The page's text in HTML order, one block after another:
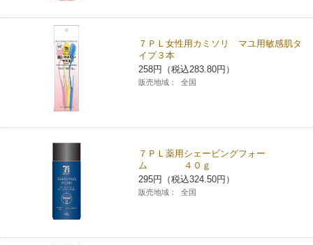
モバイルWi-Fiバッテリーシェアリング（店舗限定）
荷物預かりサービス「ecbocloakエクボクローク」（店舗限定）
パウダースペース ラブン（店舗限定）
７ＰＬ女性用カミソリ マユ用敏感肌タ
イプ３本
258円（税込283.80円）
販売地域： 全国
７ＰＬ薬用シェービングフォー
ム ４０ｇ
295円（税込324.50円）
販売地域： 全国